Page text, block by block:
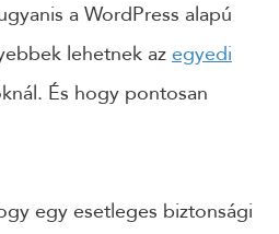
a WordPress alapú
lehetnek az egyedi
És hogy pontosan
egy esetleges biztonsági